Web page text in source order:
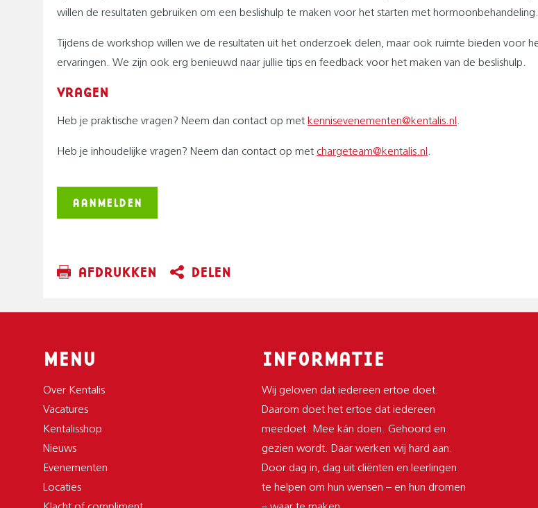
willen de resultaten gebruiken om een beslishulp te maken voor het starten met hormoonbehandeling.
Tijdens de workshop willen we de resultaten uit het onderzoek delen, maar ook ruimte bieden voor
ervaringen. We zijn ook erg benieuwd naar jullie tips en feedback voor het maken van de beslishulp.
VRAGEN
Heb je praktische vragen? Neem dan contact op met kennisevenementen@kentalis.nl .
Heb je inhoudelijke vragen? Neem dan contact op met chargeteam@kentalis.nl .
AANMELDEN
AFDRUKKEN DELEN
MENU
Over Kentalis
Vacatures
Kentalisshop
Nieuws
Evenementen
Locaties
INFORMATIE
Wij geloven dat iedereen ertoe doet.
Daarom doet het ertoe dat iedereen
meedoet. Mee kán doen. Gehoord en
gezien wordt. Daar werken wij hard aan.
Door dag in, dag uit cliënten en leerlingen
te helpen om hun wensen – en hun dromen